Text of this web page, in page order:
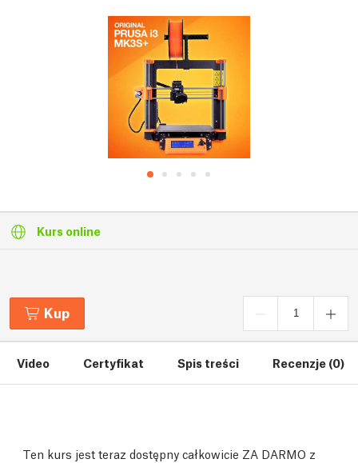
Kurs online
Kup
Video Certyfikat Spis treści Recenzje (0)
Ten kurs jest teraz dostępny całkowicie ZA DARMO z